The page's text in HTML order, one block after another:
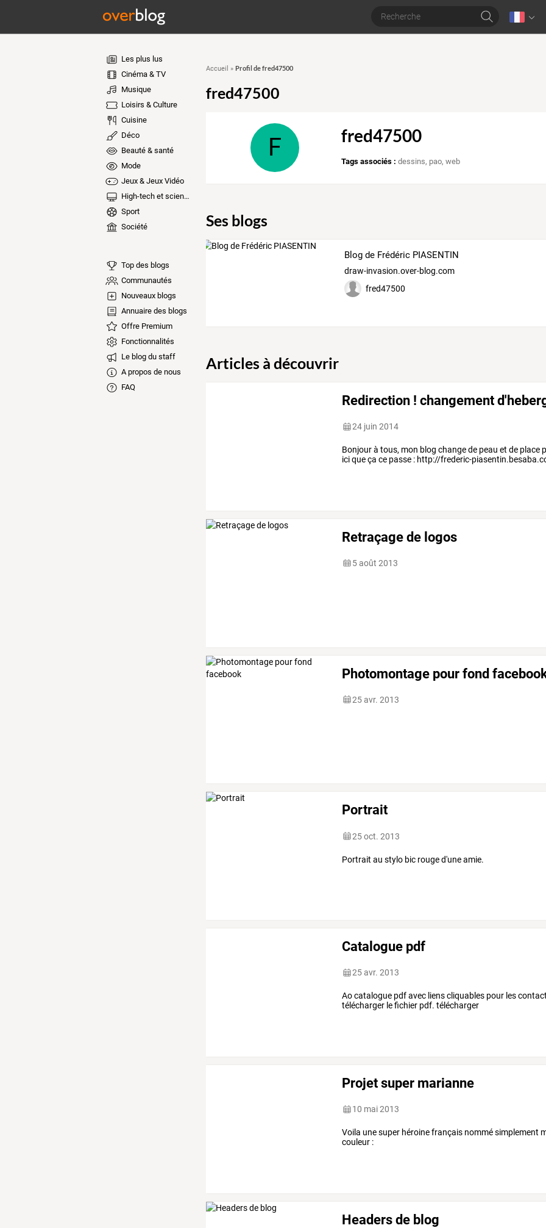
Les plus lus
Cinéma & TV
Musique
Loisirs & Culture
Cuisine
Déco
Beauté & santé
Mode
Jeux & Jeux Vidéo
High-tech et sciences
Sport
Société
Top des blogs
Communautés
Nouveaux blogs
Annuaire des blogs
Offre Premium
Fonctionnalités
Le blog du staff
A propos de nous
FAQ
Accueil » Profil de fred47500
fred47500
F fred47500
Tags associés : dessins, pao,web
Ses blogs
Blog de Frédéric PIASENTIN
draw-invasion.over-blog.com
fred47500
Articles à découvrir
Redirection ! changement
24 juin 2014
Bonjour à tous, mon blog change de peau et de
ici que ça ce passe : http://frederic-
Retraçage de logos
5 août 2013
Photomontage pour fond
25 avr. 2013
Portrait
25 oct. 2013
Portrait au stylo bic rouge d'une amie.
Catalogue pdf
25 avr. 2013
Ao catalogue pdf avec liens cliquables pour les
télécharger le fichier pdf. télécharger
Projet super marianne
10 mai 2013
Voila une super héroine français nommé simplement
couleur :
Headers de blog